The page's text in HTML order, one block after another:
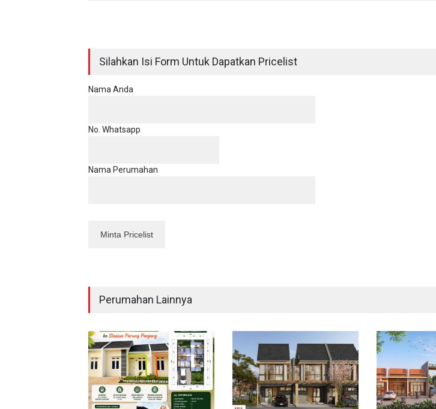
Silahkan Isi Form Untuk Dapatkan Pricelist
Nama Anda
No. Whatsapp
Nama Perumahan
Perumahan Lainnya